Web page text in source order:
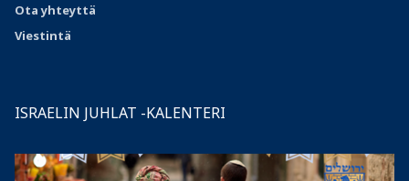
Otayhteyttä
Viestintä
ISRAELIN JUHLAT -KALENTERI